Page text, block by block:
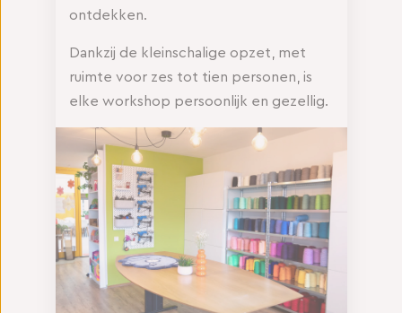
ontdekken.
Dankzij de kleinschalige opzet, met
ruimte voor zes tot tien personen, is
elke workshop persoonlijk en gezellig.